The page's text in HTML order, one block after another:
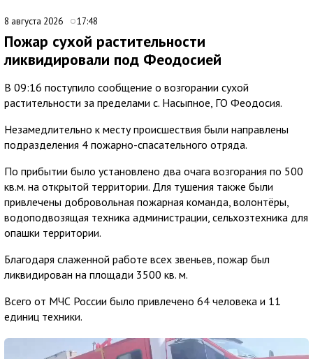
8 августа 2026 17:48
Пожар сухой растительности
ликвидировали под Феодосией
В 09:16 поступило сообщение о возгорании сухой
растительности за пределами с. Насыпное, ГО Феодосия.
Незамедлительно к месту происшествия были направлены
подразделения 4 пожарно-спасательного отряда.
По прибытии было установлено два очага возгорания по 500
кв.м. на открытой территории. Для тушения также были
привлечены добровольная пожарная команда, волонтёры,
водоподвозящая техника администрации, сельхозтехника для
опашки территории.
Благодаря слаженной работе всех звеньев, пожар был
ликвидирован на площади 3500 кв. м.
Всего от МЧС России было привлечено 64 человека и 11
единиц техники.